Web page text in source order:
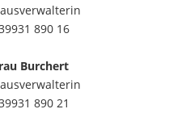
890 16
Burchert
890 21